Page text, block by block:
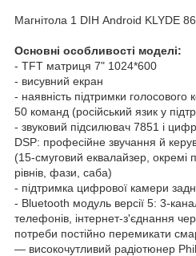
Магнітола 1 DІН Android KLYDE
Основні особливості моделі:
- TFT матриця 7" 1024*600
- висувний екран
- наявність підтримки
50 команд (російський язик у
- звуковий підсилювач 7851 і
DSP: професійне звучання й
(15-смуговий еквалайзер, окремі
рівнів, фази, саба)
- підтримка цифрової камери
- Bluetooth модуль версії 5: 3-
телефонів, інтернет-з'єднання
потреби постійно перемикати
— високочутливий радіотюнер